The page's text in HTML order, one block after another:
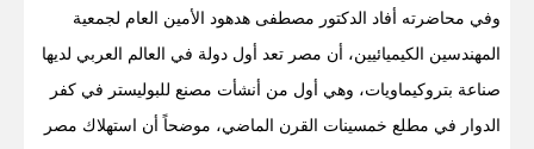
وفي محاضرته أفاد الدكتور مصطفى هدهود الأمين العام لجمعية
المهندسين الكيميائيين، أن مصر تعد أول دولة في العالم العربي لديها
صناعة بتروكيماويات، وهي أول من أنشأت مصنع للبوليستر في كفر
الدوار في مطلع خمسينات القرن الماضي، موضحاً أن استهلاك مصر